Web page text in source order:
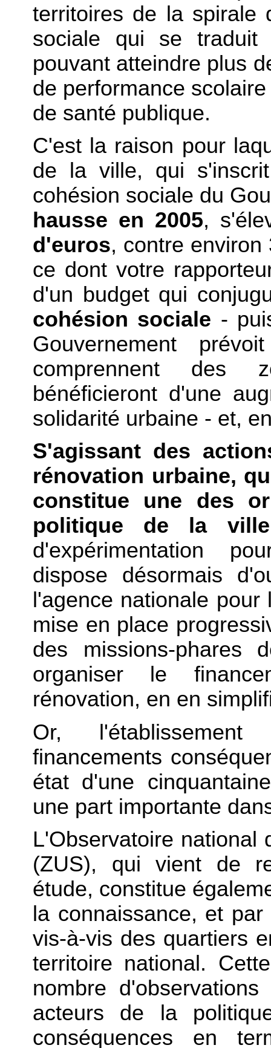
territoires de la spirale
sociale qui se
pouvant atteindre plus
de performance
de santé publique.
C'est la raison pour
de la ville, qui
cohésion sociale du
hausse en 2005,
d'euros, contre
ce dont votre
d'un budget qui
cohésion sociale -
Gouvernement
comprennent des
bénéficieront d'une
solidarité urbaine - et,
S'agissant des
rénovation urbaine,
constitue une des
politique de la
d'expérimentation
dispose désormais
l'agence nationale
mise en place
des missions-phares
organiser le
rénovation, en en
Or,
financements
état d'une
une part importante
L'Observatoire national
(ZUS), qui vient de
étude, constitue
la connaissance, et
vis-à-vis des quartiers
territoire national.
nombre
acteurs de la
conséquences en